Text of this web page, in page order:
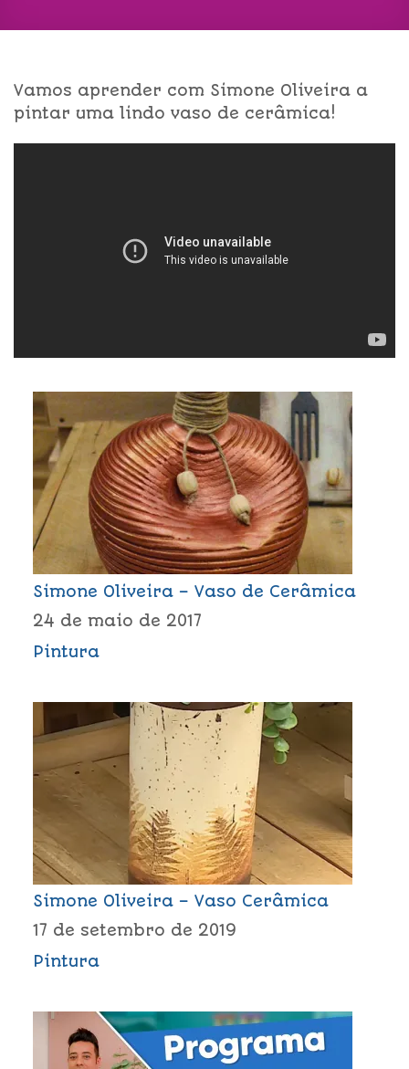
Vamos aprender com Simone Oliveira a
pintar uma lindo vaso de cerâmica!
Simone Oliveira – Vaso de Cerâmica
24 de maio de 2017
Pintura
Simone Oliveira – Vaso Cerâmica
17 de setembro de 2019
Pintura